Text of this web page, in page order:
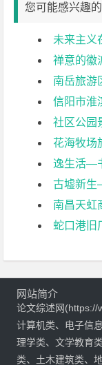
您可能感兴趣
未来主义
禅意的徽派
南岳旅游
信阳市淮
社区公园
花海牧场
逸生活—
古墟新生——
南昌天虹
蛇口港旧
网站简介
论文综述网(https://
计算机类、电子信
理学类、文学教育
类、土木建筑类、